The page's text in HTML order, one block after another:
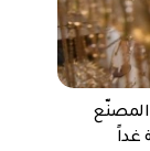
المصنّع
غداً